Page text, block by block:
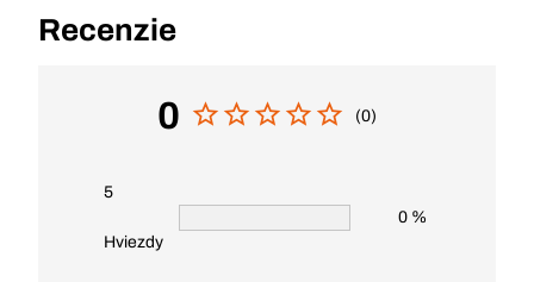
Recenzie
0 (0)
5
Hviezdy
0 %